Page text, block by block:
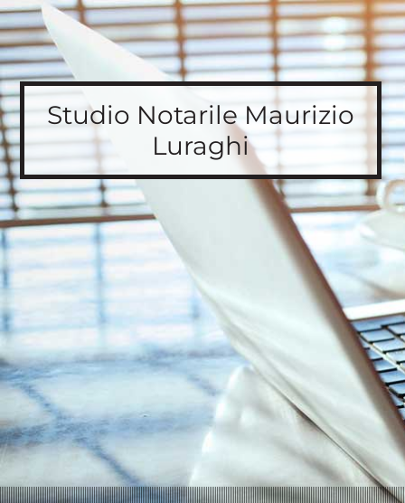
Studio Notarile Maurizio
Luraghi